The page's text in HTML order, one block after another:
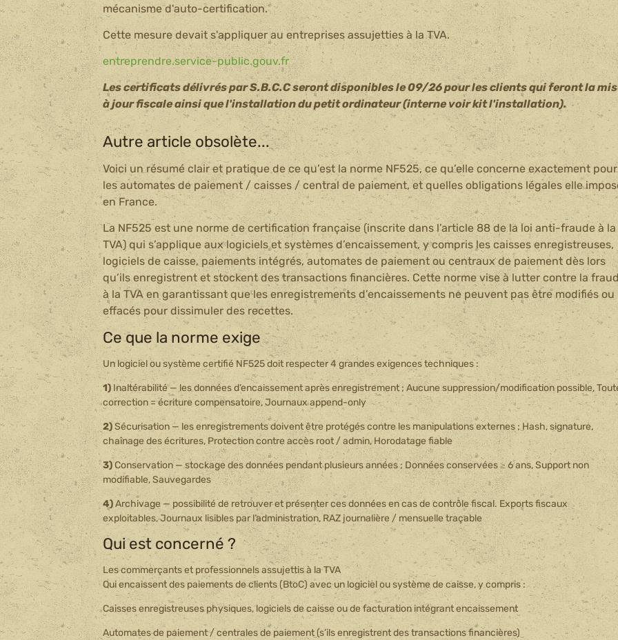
mécanisme d'auto-certification.
Cette mesure devait s'appliquer au entreprises assujetties à la TVA.
entreprendre.service-public.gouv.fr
Les certificats délivrés par S.B.C.C seront disponibles le 09/26 pour les clients qui feront la
à jour fiscale ainsi que l'installation du petit ordinateur (interne voir kit l'installation).
Autre article obsolète...
Voici un résumé clair et pratique de ce qu’est la norme NF525, ce qu’elle concerne exactement pour
les automates de paiement / caisses / central de paiement, et quelles obligations légales elle
en France.
La NF525 est une norme de certification française (inscrite dans l’article 88 de la loi anti-fraude à la
TVA) qui s’applique aux logiciels et systèmes d’encaissement, y compris les caisses enregistreuses,
logiciels de caisse, paiements intégrés, automates de paiement ou centraux de paiement dès lors
qu’ils enregistrent et stockent des transactions financières. Cette norme vise à lutter contre la
à la TVA en garantissant que les enregistrements d’encaissements ne peuvent pas être modifiés ou
effacés pour dissimuler des recettes.
Ce que la norme exige
Un logiciel ou système certifié NF525 doit respecter 4 grandes exigences techniques :
1)Inaltérabilité — les données d’encaissement après enregistrement ; Aucune suppression/modification possible,
correction = écriture compensatoire, Journaux append-only
2)Sécurisation — les enregistrements doivent être protégés contre les manipulations externes ; Hash, signature,
chaînage des écritures, Protection contre accès root / admin, Horodatage fiable
3)Conservation — stockage des données pendant plusieurs années ; Données conservées ≥ 6 ans, Support non
modifiable, Sauvegardes
4)Archivage — possibilité de retrouver et présenter ces données en cas de contrôle fiscal. Exports fiscaux
exploitables, Journaux lisibles par l’administration, RAZ journalière / mensuelle traçable
Qui est concerné ?
Les commerçants et professionnels assujettis à la TVA
Qui encaissent des paiements de clients (BtoC) avec un logiciel ou système de caisse, y compris :
Caisses enregistreuses physiques, logiciels de caisse ou de facturation intégrant encaissement
Automates de paiement / centrales de paiement (s’ils enregistrent des transactions financières)